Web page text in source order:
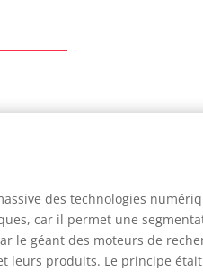
des technologies
car il permet une
le géant des moteurs de
leurs produits. Le principe